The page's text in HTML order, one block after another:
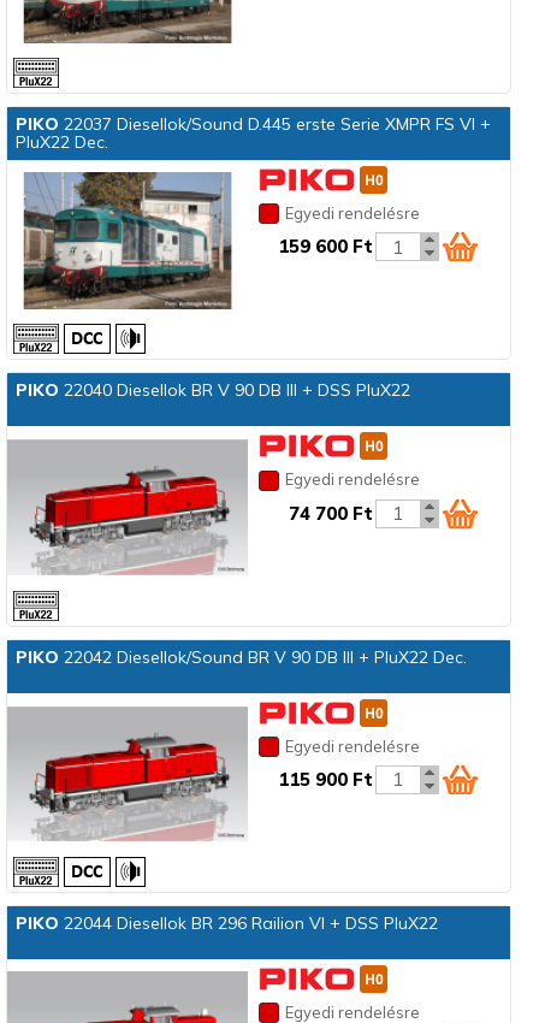
PIKO 22037 Diesellok/Sound D.445 erste Serie XMPR FS VI +
PluX22 Dec.
Egyedi rendelésre
159 600 Ft
PIKO 22040 Diesellok BR V 90 DB III + DSS PluX22
Egyedi rendelésre
74 700 Ft
PIKO 22042 Diesellok/Sound BR V 90 DB III + PluX22 Dec.
Egyedi rendelésre
115 900 Ft
PIKO 22044 Diesellok BR 296 Railion VI + DSS PluX22
Egyedi rendelésre